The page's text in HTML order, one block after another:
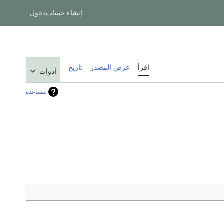
إنشاء حسابدخول
اقرأ عرض المصدر تاريخ أدوات
مساعدة